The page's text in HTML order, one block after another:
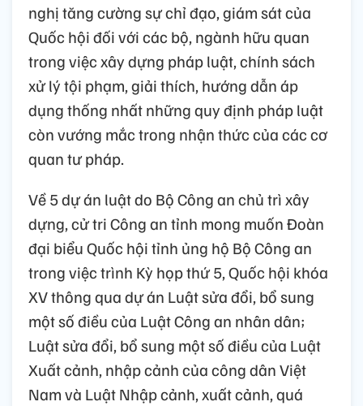
nghị tăng cường sự chỉ đạo, giám sát của
Quốc hội đối với các bộ, ngành hữu quan
trong việc xây dựng pháp luật, chính sách
xử lý tội phạm, giải thích, hướng dẫn áp
dụng thống nhất những quy định pháp luật
còn vướng mắc trong nhận thức của các cơ
quan tư pháp.
Về 5 dự án luật do Bộ Công an chủ trì xây
dựng, cử tri Công an tỉnh mong muốn Đoàn
đại biểu Quốc hội tỉnh ủng hộ Bộ Công an
trong việc trình Kỳ họp thứ 5, Quốc hội khóa
XV thông qua dự án Luật sửa đổi, bổ sung
một số điều của Luật Công an nhân dân;
Luật sửa đổi, bổ sung một số điều của Luật
Xuất cảnh, nhập cảnh của công dân Việt
Nam và Luật Nhập cảnh, xuất cảnh, quá